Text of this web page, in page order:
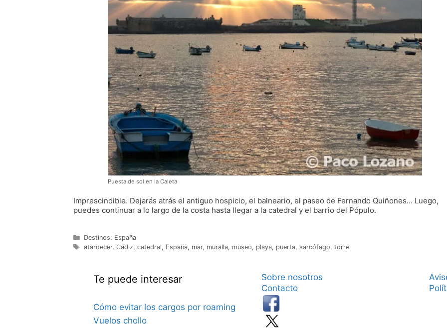
Puesta de sol en la Caleta
Imprescindible. Dejarás atrás el antiguo hospicio, el balneario, el paseo de Fernando Quiñones… Luego,
puedes continuar a lo largo de la costa hasta llegar a la catedral y el barrio del Pópulo.
Categorías
Destinos: España
Etiquetas
atardecer, Cádiz, catedral, España, mar, muralla, museo, playa, puerta, sarcófago, torre
Te puede interesar
Cómo evitar los cargos por roaming
Vuelos chollo
Sobre nosotros
Contacto